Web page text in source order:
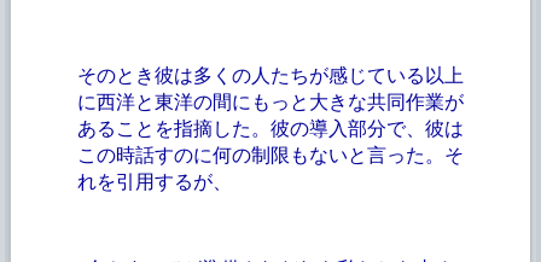
そのとき彼は多くの人たちが感じている以上
に西洋と東洋の間にもっと大きな共同作業が
あることを指摘した。彼の導入部分で、彼は
この時話すのに何の制限もないと言った。そ
れを引用するが、